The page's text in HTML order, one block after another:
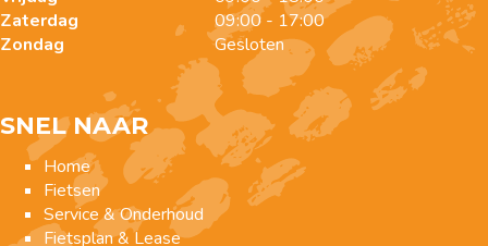
Zaterdag
Zondag
09:00 - 17:00
Gesloten
SNEL NAAR
Home
Fietsen
Service & Onderhoud
Fietsplan & Lease